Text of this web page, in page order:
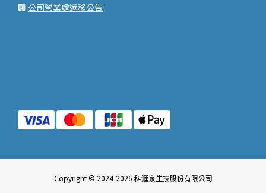
🏢 公司營業處遷移公告
Copyright © 2024-2026 科滙泉生技股份有限公司